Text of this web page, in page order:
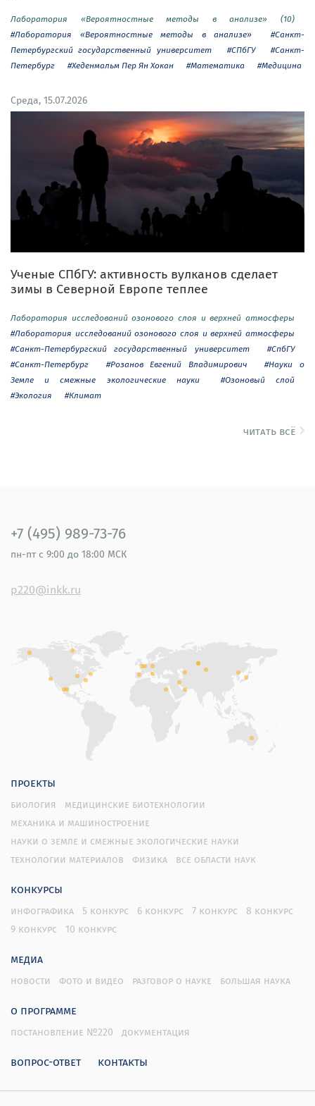
Лаборатория «Вероятностные методы в анализе» (10)
#Лаборатория «Вероятностные методы в анализе»
#Санкт-
Петербургский государственный университет
#СПбГУ
#Санкт-
Петербург
#Хеденмальм Пер Ян Хокан #Математика #Медицина
Среда, 15.07.2026
Ученые СПбГУ: активность вулканов сделает
зимы в Северной Европе теплее
Лаборатория исследований озонового слоя и верхней атмосферы
#Лаборатория исследований озонового слоя и верхней атмосферы
#Санкт-Петербургский государственный университет
#СпбГУ
#Санкт-Петербург
#Розанов Евгений Владимирович
#Науки о
Земле и смежные экологические науки
#Озоновый слой
#Экология
#Климат
читать всё
+7 (495) 989-73-76
пн-пт с 9:00 до 18:00 МСК
p220@inkk.ru
проекты
биология
медицинские биотехнологии
механика и машиностроение
науки о земле и смежные экологические науки
технологии материалов
физика все области наук
конкурсы
инфографика 5 конкурс 6 конкурс 7 конкурс
8 конкурс
9 конкурс
10 конкурс
медиа
новости фото и видео разговор о науке большая наука
о программе
постановление №220 документация
вопрос-ответ контакты